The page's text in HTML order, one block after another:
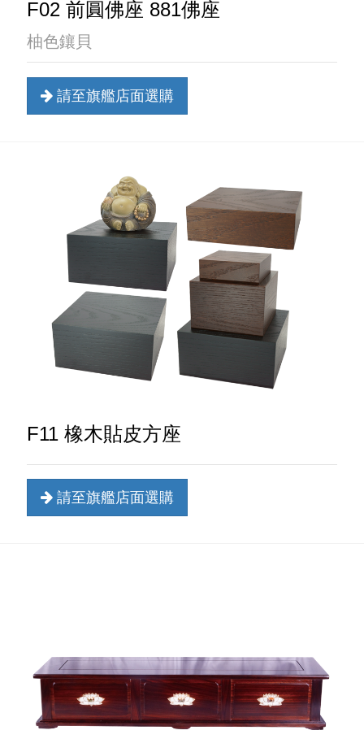
F02 前圓佛座 881佛座
柚色鑲貝
請至旗艦店面選購
F11 橡木貼皮方座
請至旗艦店面選購